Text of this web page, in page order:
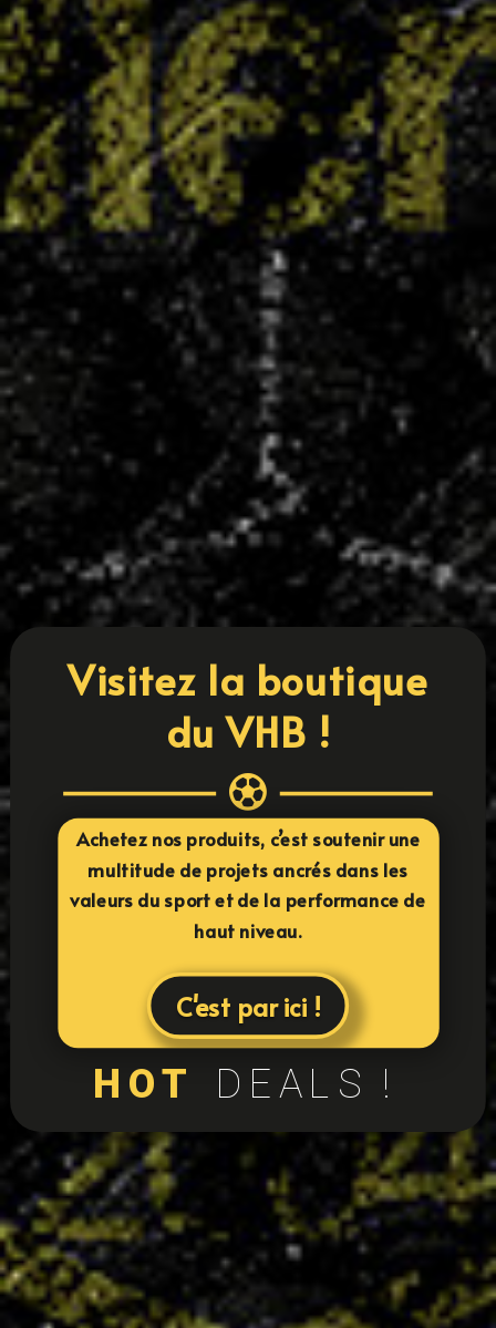
Une saison exceptionnelle pour le secteur
féminin
17 JUIN 2025
Le Villers Handball peut être fier de son secteur
féminin, qui a brillé à tous les niveaux cette
saison. Des plus jeunes aux seniors, les résultats
sont le reflet d’un engagement collectif fort et
d’un travail de fond sur la formation. En tête
d’affiche, les SF1...
« ENTRÉES PRÉCÉDENTES
ENTRÉES SUIVANTES »
Visitez la boutique
du VHB !

Achetez nos produits, c’est soutenir une
multitude de projets ancrés dans les
valeurs du sport et de la performance de
haut niveau.
C'est par ici !
HOT DEALS !
24
équipes